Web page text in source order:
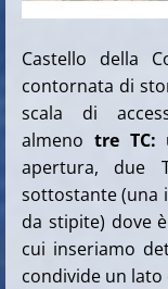
Castello della
contornata di
scala di
almeno tre TC:
apertura, due
sottostante (una
da stipite) dove
cui inseriamo
condivide un lato